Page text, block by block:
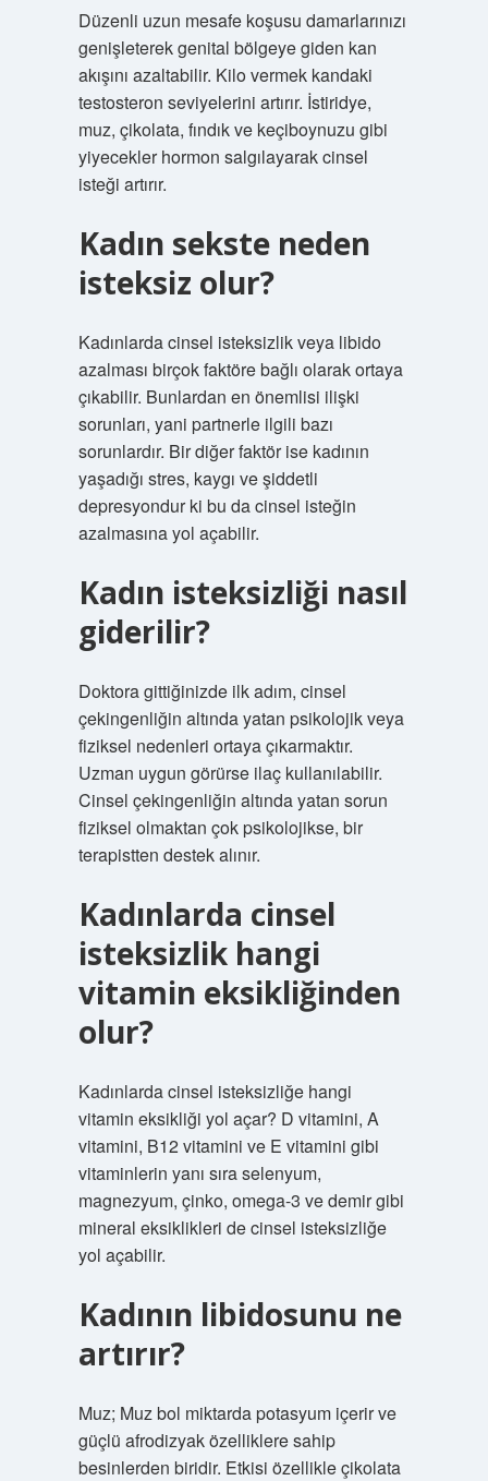
Düzenli uzun mesafe koşusu damarlarınızı
genişleterek genital bölgeye giden kan
akışını azaltabilir. Kilo vermek kandaki
testosteron seviyelerini artırır. İstiridye,
muz, çikolata, fındık ve keçiboynuzu gibi
yiyecekler hormon salgılayarak cinsel
isteği artırır.
Kadın sekste neden
isteksiz olur?
Kadınlarda cinsel isteksizlik veya libido
azalması birçok faktöre bağlı olarak ortaya
çıkabilir. Bunlardan en önemlisi ilişki
sorunları, yani partnerle ilgili bazı
sorunlardır. Bir diğer faktör ise kadının
yaşadığı stres, kaygı ve şiddetli
depresyondur ki bu da cinsel isteğin
azalmasına yol açabilir.
Kadın isteksizliği nasıl
giderilir?
Doktora gittiğinizde ilk adım, cinsel
çekingenliğin altında yatan psikolojik veya
fiziksel nedenleri ortaya çıkarmaktır.
Uzman uygun görürse ilaç kullanılabilir.
Cinsel çekingenliğin altında yatan sorun
fiziksel olmaktan çok psikolojikse, bir
terapistten destek alınır.
Kadınlarda cinsel
isteksizlik hangi
vitamin eksikliğinden
olur?
Kadınlarda cinsel isteksizliğe hangi
vitamin eksikliği yol açar? D vitamini, A
vitamini, B12 vitamini ve E vitamini gibi
vitaminlerin yanı sıra selenyum,
magnezyum, çinko, omega-3 ve demir gibi
mineral eksiklikleri de cinsel isteksizliğe
yol açabilir.
Kadının libidosunu ne
artırır?
Muz; Muz bol miktarda potasyum içerir ve
güçlü afrodizyak özelliklere sahip
besinlerden biridir. Etkisi özellikle çikolata